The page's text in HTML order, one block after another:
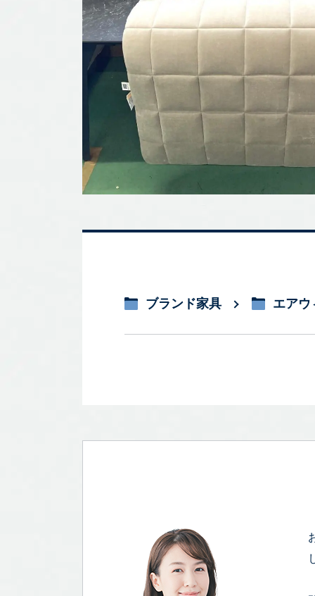
ブランド家具 エア